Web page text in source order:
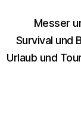
Messer
Survival und
Urlaub und